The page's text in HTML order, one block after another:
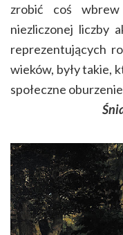
zrobić coś
niezliczonej liczby
reprezentujących
wieków, były takie,
społeczne